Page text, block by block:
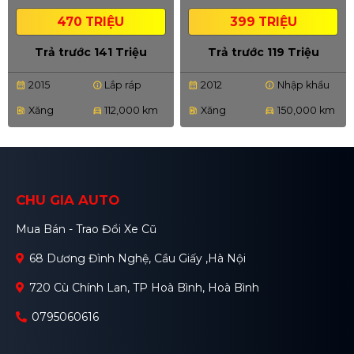
470 TRIỆU
Trả trước 141 Triệu
calendar_month 2015 info Lắp ráp
ev_station Xăng directions_car 112,000 km
399 TRIỆU
Trả trước 119 Triệu
calendar_month 2012 info Nhập khẩu
ev_station Xăng directions_car 150,000 km
CHU GIA AUTO
Mua Bán - Trao Đổi Xe Cũ
68 Dương Đình Nghệ, Cầu Giấy ,Hà Nội
720 Cù Chính Lan, TP Hoà Bình, Hoà Bình
0795060616